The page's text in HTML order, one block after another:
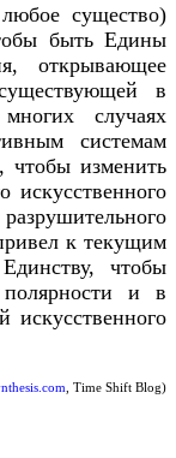
существо)
быть Едины
открывающее
в
случаях
системам
чтобы изменить
к текущим
чтобы
и в
искусственного
, Time Shift Blog)